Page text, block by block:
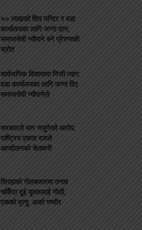
५० लाखको शिव मन्दिर र वडा
कार्यालयका लागि जग्गा दान,
समाजसेवी न्यौपाने बने प्रेरणाको
स्रोत
सार्वजनिक विकासमा निजी त्याग:
वडा कार्यालयका लागि जग्गा दिए
समाजसेवी न्यौपानेले
सरकारले माग नसुनेको आरोप,
राष्ट्रिय एकता दलले
आन्दोलनको चेतावनी
सिरहाको गोलबजारमा तनाव
चर्किँदा दुई युवकलाई गोली,
एकको मृत्यु, अर्का गम्भीर